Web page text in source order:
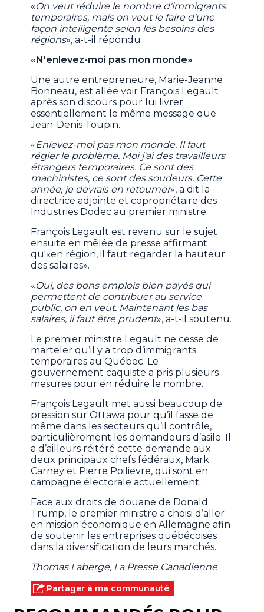
«On veut réduire le nombre d'immigrants
temporaires, mais on veut le faire d'une
façon intelligente selon les besoins des
régions», a-t-il répondu
«N'enlevez-moi pas mon monde»
Une autre entrepreneure, Marie-Jeanne
Bonneau, est allée voir François Legault
après son discours pour lui livrer
essentiellement le même message que
Jean-Denis Toupin.
«Enlevez-moi pas mon monde. Il faut
régler le problème. Moi j'ai des travailleurs
étrangers temporaires. Ce sont des
machinistes, ce sont des soudeurs. Cette
année, je devrais en retourner», a dit la
directrice adjointe et copropriétaire des
Industries Dodec au premier ministre.
François Legault est revenu sur le sujet
ensuite en mêlée de presse affirmant
qu'«en région, il faut regarder la hauteur
des salaires».
«Oui, des bons emplois bien payés qui
permettent de contribuer au service
public, on en veut. Maintenant les bas
salaires, il faut être prudent», a-t-il soutenu.
Le premier ministre Legault ne cesse de
marteler qu’il y a trop d’immigrants
temporaires au Québec. Le
gouvernement caquiste a pris plusieurs
mesures pour en réduire le nombre.
François Legault met aussi beaucoup de
pression sur Ottawa pour qu’il fasse de
même dans les secteurs qu’il contrôle,
particulièrement les demandeurs d’asile. Il
a d’ailleurs réitéré cette demande aux
deux principaux chefs fédéraux, Mark
Carney et Pierre Poilievre, qui sont en
campagne électorale actuellement.
Face aux droits de douane de Donald
Trump, le premier ministre a choisi d’aller
en mission économique en Allemagne afin
de soutenir les entreprises québécoises
dans la diversification de leurs marchés.
Thomas Laberge, La Presse Canadienne
Partager à ma communauté